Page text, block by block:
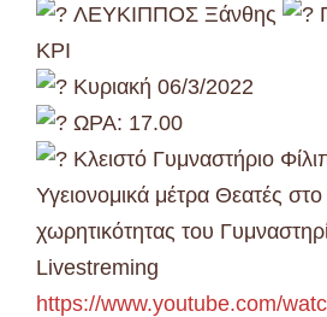
ΛΕΥΚΙΠΠΟΣ Ξάνθης
ΚΡΙ
Κυριακή 06/3/2022
ΩΡΑ: 17.00
Κλειστό Γυμναστήριο
Υγειονομικά μέτρα Θεατές
χωρητικότητας του
Livestreming
https://www.youtube.com/